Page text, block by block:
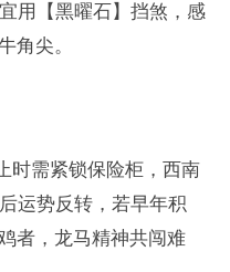
用【黑曜石】挡煞，感
角尖。
时需紧锁保险柜，西南
运势反转，若早年积
者，龙马精神共闯难